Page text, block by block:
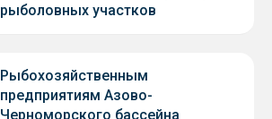
рыболовных участков
Рыбохозяйственным
предприятиям Азово-
Черноморского бассейна